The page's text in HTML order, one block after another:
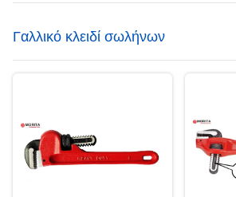
Γαλλικό κλειδί σωλήνων